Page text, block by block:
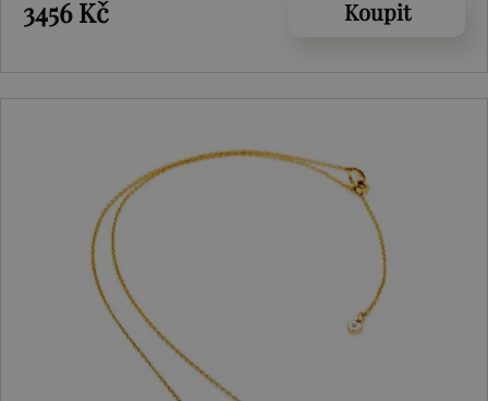
3456 Kč
Koupit